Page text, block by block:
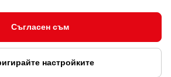
Открийте ни в ShopMania
Съгласен съм
настройките